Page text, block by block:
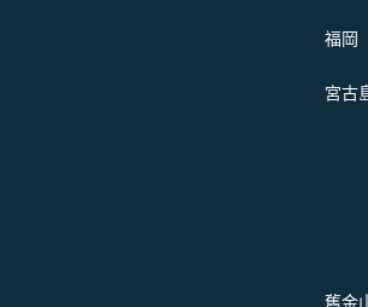
福岡
宮古
舊金